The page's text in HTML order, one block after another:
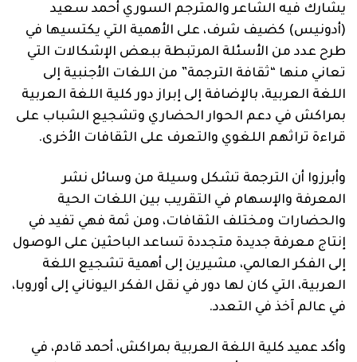
يشارك فيه الشاعر والمترجم السوري أحمد سعيد
(أدونيس) كضيف شرف، على الأهمية التي يكتسيها في
طرح عدد من الأسئلة المرتبطة ببعض الإشكالات التي
تعاني منها “ثقافة الترجمة” من اللغات الأجنبية إلى
اللغة العربية، بالإضافة إلى إبراز دور كلية اللغة العربية
بمراكش في دعم الحوار الحضاري وتشجيع الشباب على
قراءة تراثهم اللغوي والتعرف على الثقافات الأخرى.
وأبرزوا أن الترجمة تشكل وسيلة من وسائل نشر
المعرفة والإسهام في التقريب بين اللغات الحية
والحضارات ومختلف الثقافات، ومن ثمة فهي تفيد في
إنتاج معرفة جديدة متجددة تساعد الباحثين على الوصول
إلى الفكر العالمي، مشيرين إلى أهمية تشجيع اللغة
العربية، التي كان لها دور في نقل الفكر اليوناني إلى أوروبا،
في عالم آخذ في التعدد.
وأكد عميد كلية اللغة العربية بمراكش، أحمد قادم، في